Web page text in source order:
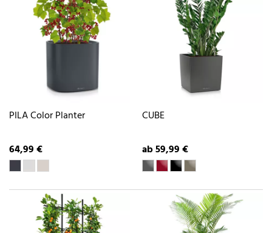
PILA Color Planter
64,99 €
CUBE
ab 59,99 €